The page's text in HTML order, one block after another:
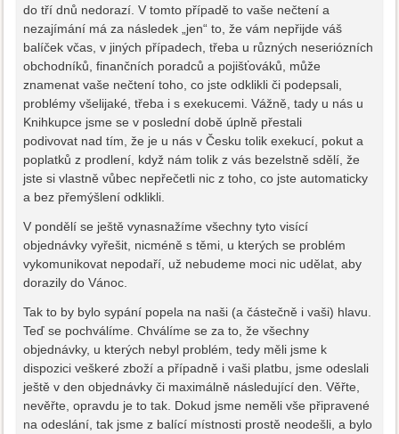
do tří dnů nedorazí. V tomto případě to vaše nečtení a
nezajímání má za následek „jen“ to, že vám nepřijde váš
balíček včas, v jiných případech, třeba u různých neseriózních
obchodníků, finančních poradců a pojišťováků, může
znamenat vaše nečtení toho, co jste odklikli či podepsali,
problémy všelijaké, třeba i s exekucemi. Vážně, tady u nás u
Knihkupce jsme se v poslední době úplně přestali
podivovat nad tím, že je u nás v Česku tolik exekucí, pokut a
poplatků z prodlení, když nám tolik z vás bezelstně sdělí, že
jste si vlastně vůbec nepřečetli nic z toho, co jste automaticky
a bez přemýšlení odklikli.
V pondělí se ještě vynasnažíme všechny tyto visící
objednávky vyřešit, nicméně s těmi, u kterých se problém
vykomunikovat nepodaří, už nebudeme moci nic udělat, aby
dorazily do Vánoc.
Tak to by bylo sypání popela na naši (a částečně i vaši) hlavu.
Teď se pochválíme. Chválíme se za to, že všechny
objednávky, u kterých nebyl problém, tedy měli jsme k
dispozici veškeré zboží a případně i vaši platbu, jsme odeslali
ještě v den objednávky či maximálně následující den. Věřte,
nevěřte, opravdu je to tak. Dokud jsme neměli vše připravené
na odeslání, tak jsme z balící místnosti prostě neodešli, a bylo